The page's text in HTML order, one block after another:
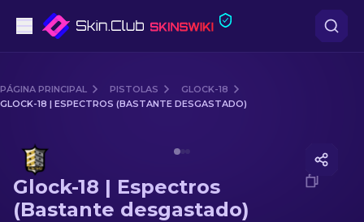
Gama media
Fusiles de Francotirador
PÁGINA PRINCIPAL PISTOLAS
GLOCK-18
GLOCK-18 | ESPECTROS (BASTANTE DESGASTADO)
Glock-18 | Espectros
(Bastante desgastado)